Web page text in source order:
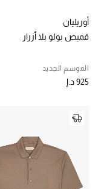
ما وصلنا حديثاً
الموسم الجديد
الحقائب النسائية
أوريليان
قميص بولو بلا أزرار
الموسم الجديد
925 د.إ